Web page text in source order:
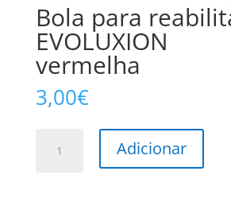
Bola para
EVOLUXION
vermelha
3,00€
Adicionar